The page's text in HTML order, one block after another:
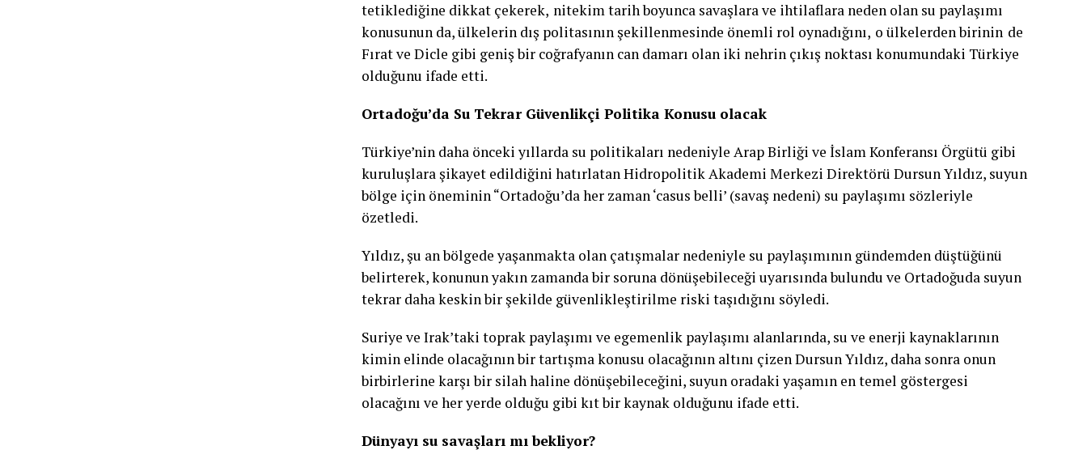
tetiklediğine dikkat çekerek, nitekim tarih boyunca savaşlara ve ihtilaflara neden olan su paylaşımı
konusunun da, ülkelerin dış politasının şekillenmesinde önemli rol oynadığını, o ülkelerden birinin de
Fırat ve Dicle gibi geniş bir coğrafyanın can damarı olan iki nehrin çıkış noktası konumundaki Türkiye
olduğunu ifade etti.
Ortadoğu’da Su Tekrar Güvenlikçi Politika Konusu olacak
Türkiye’nin daha önceki yıllarda su politikaları nedeniyle Arap Birliği ve İslam Konferansı Örgütü gibi
kuruluşlara şikayet edildiğini hatırlatan Hidropolitik Akademi Merkezi Direktörü Dursun Yıldız, suyun
bölge için öneminin “Ortadoğu’da her zaman ‘casus belli’ (savaş nedeni) su paylaşımı sözleriyle
özetledi.
Yıldız, şu an bölgede yaşanmakta olan çatışmalar nedeniyle su paylaşımının gündemden düştüğünü
belirterek, konunun yakın zamanda bir soruna dönüşebileceği uyarısında bulundu ve Ortadoğuda suyun
tekrar daha keskin bir şekilde güvenlikleştirilme riski taşıdığını söyledi.
Suriye ve Irak’taki toprak paylaşımı ve egemenlik paylaşımı alanlarında, su ve enerji kaynaklarının
kimin elinde olacağının bir tartışma konusu olacağının altını çizen Dursun Yıldız, daha sonra onun
birbirlerine karşı bir silah haline dönüşebileceğini, suyun oradaki yaşamın en temel göstergesi
olacağını ve her yerde olduğu gibi kıt bir kaynak olduğunu ifade etti.
Dünyayı su savaşları mı bekliyor?